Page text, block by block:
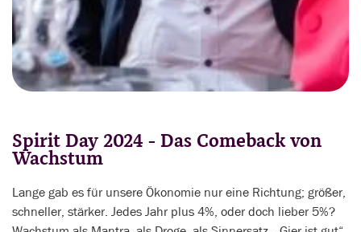
Spirit Day 2024 - Das Comeback von
Wachstum
Lange gab es für unsere Ökonomie nur eine Richtung; größer,
schneller, stärker. Jedes Jahr plus 4%, oder doch lieber 5%?